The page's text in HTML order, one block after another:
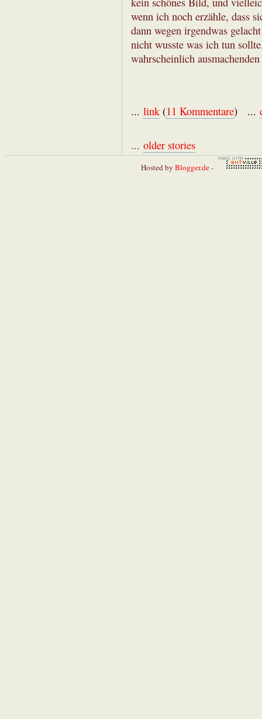
wenn ich noch erzähle, dass
dann wegen irgendwas
nicht wusste was ich tun
wahrscheinlich
... link(11 Kommentare) ...
... older stories
Hosted by Blogger.de-